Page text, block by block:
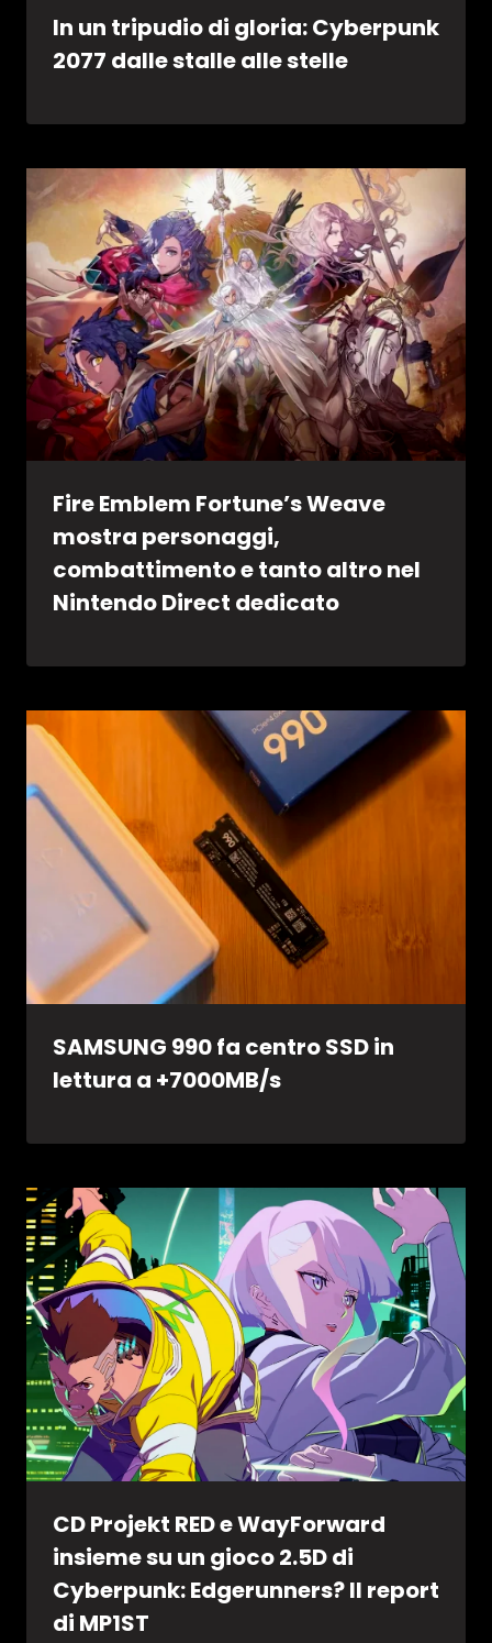
In un tripudio di gloria: Cyberpunk
2077 dalle stalle alle stelle
Fire Emblem Fortune’s Weave
mostra personaggi,
combattimento e tanto altro nel
Nintendo Direct dedicato
SAMSUNG 990 fa centro SSD in
lettura a +7000MB/s
CD Projekt RED e WayForward
insieme su un gioco 2.5D di
Cyberpunk: Edgerunners? Il report
di MP1ST